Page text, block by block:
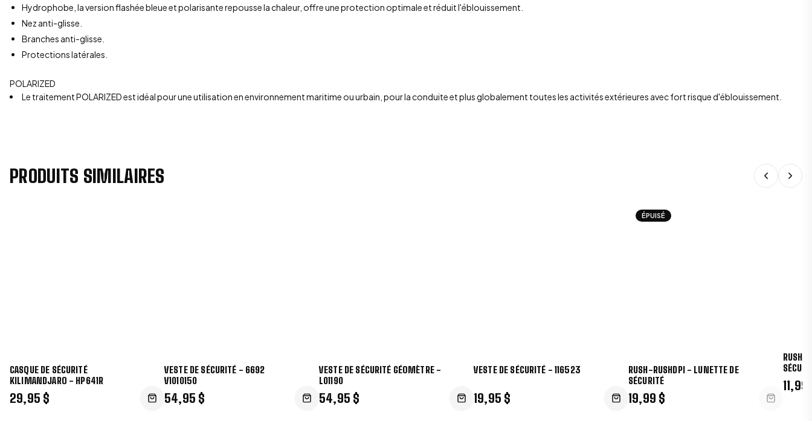
Hydrophobe, la version flashée bleue et polarisante repousse la chaleur, offre une protection optimale et réduit l'éblouissement.
Nez anti-glisse.
Branches anti-glisse.
Protections latérales.
POLARIZED
Le traitement POLARIZED est idéal pour une utilisation en environnement maritime ou urbain, pour la conduite et plus globalement toutes les activités extérieures avec fort risque d'éblouissement.
PRODUITS SIMILAIRES
CASQUE DE SÉCURITÉ
KILIMANDJARO - HP641R
29,95 $
VESTE DE SÉCURITÉ - 6692
V1010150
54,95 $
VESTE DE SÉCURITÉ GÉOMÈTRE -
L01190
54,95 $
VESTE DE SÉCURITÉ - 116523
19,95 $
ÉPUISÉ
RUSH-RUSHDPI - LUNETTE DE
SÉCURITÉ
19,99 $
RUSH-
11,99